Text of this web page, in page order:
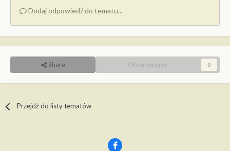
Dodaj odpowiedź do tematu...
Share Obserwujący 0
Przejdź do listy tematów